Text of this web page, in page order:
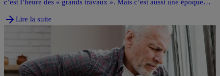
c’est l’heure des « grands travaux ». Mais c’est aussi une époque
Lire la suite